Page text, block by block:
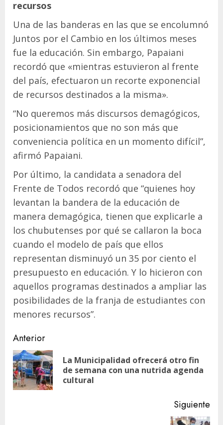
recursos
Una de las banderas en las que se encolumnó
Juntos por el Cambio en los últimos meses
fue la educación. Sin embargo, Papaiani
recordó que «mientras estuvieron al frente
del país, efectuaron un recorte exponencial
de recursos destinados a la misma».
“No queremos más discursos demagógicos,
posicionamientos que no son más que
conveniencia política en un momento difícil”,
afirmó Papaiani.
Por último, la candidata a senadora del
Frente de Todos recordó que “quienes hoy
levantan la bandera de la educación de
manera demagógica, tienen que explicarle a
los chubutenses por qué se callaron la boca
cuando el modelo de país que ellos
representan disminuyó un 35 por ciento el
presupuesto en educación. Y lo hicieron con
aquellos programas destinados a ampliar las
posibilidades de la franja de estudiantes con
menores recursos”.
Navegación
de
entradas
Anterior
La Municipalidad ofrecerá otro fin
de semana con una nutrida agenda
cultural
Siguiente